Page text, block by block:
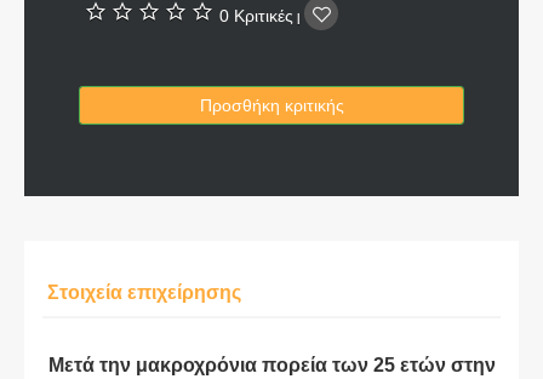
0 Κριτικές
Προσθήκη κριτικής
Στοιχεία επιχείρησης
Μετά την μακροχρόνια πορεία των 25 ετών στην